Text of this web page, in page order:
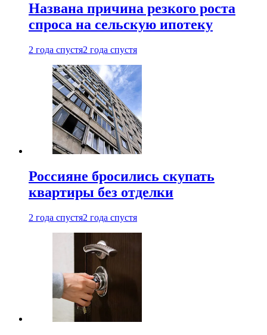
Названа причина резкого роста
спроса на сельскую ипотеку
2 года спустя2 года спустя
Россияне бросились скупать
квартиры без отделки
2 года спустя2 года спустя